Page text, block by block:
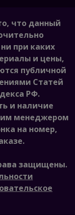
что данный
при каких
и цены,
публичной
Статей
РФ.
и наличие
менеджером
на номер,
защищены.